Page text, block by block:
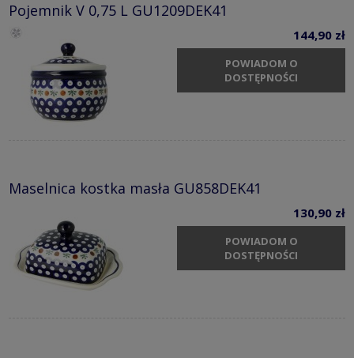
Pojemnik V 0,75 L GU1209DEK41
144,90 zł
POWIADOM O
DOSTĘPNOŚCI
Maselnica kostka masła GU858DEK41
130,90 zł
POWIADOM O
DOSTĘPNOŚCI